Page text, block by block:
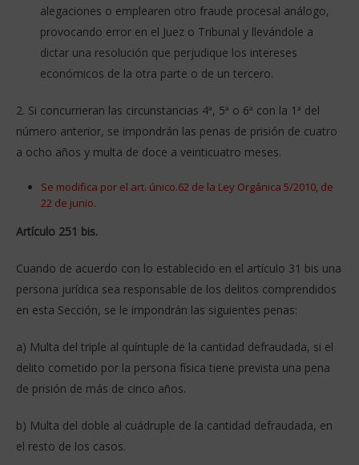
alegaciones o emplearen otro fraude procesal análogo,
provocando error en el Juez o Tribunal y llevándole a
dictar una resolución que perjudique los intereses
económicos de la otra parte o de un tercero.
2. Si concurrieran las circunstancias 4ª, 5ª o 6ª con la 1ª del
número anterior, se impondrán las penas de prisión de cuatro
a ocho años y multa de doce a veinticuatro meses.
Se modifica por el art. único.62 de la Ley Orgánica 5/2010, de
22 de junio.
Artículo 251 bis.
Cuando de acuerdo con lo establecido en el artículo 31 bis una
persona jurídica sea responsable de los delitos comprendidos
en esta Sección, se le impondrán las siguientes penas:
a) Multa del triple al quíntuple de la cantidad defraudada, si el
delito cometido por la persona física tiene prevista una pena
de prisión de más de cinco años.
b) Multa del doble al cuádruple de la cantidad defraudada, en
el resto de los casos.